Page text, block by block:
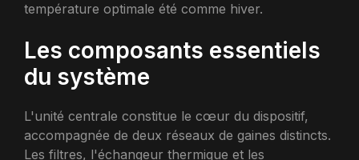
température optimale été comme hiver.
Les composants essentiels
du système
L'unité centrale constitue le cœur du dispositif,
accompagnée de deux réseaux de gaines distincts.
Les filtres, l'échangeur thermique et les